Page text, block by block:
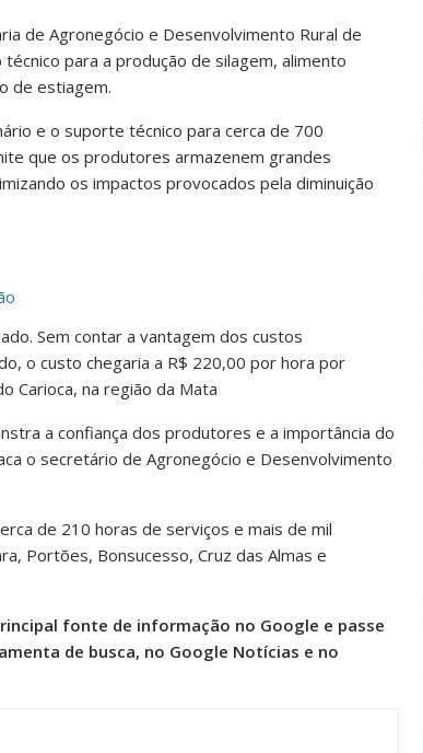
de Agronegócio e Desenvolvimento Rural de
para a produção de silagem, alimento
de estiagem.
e o suporte técnico para cerca de 700
que os produtores armazenem grandes
os impactos provocados pela diminuição
Sem contar a vantagem dos custos
o custo chegaria a R$ 220,00 por hora por
Carioca, na região da Mata
a confiança dos produtores e a importância do
o secretário de Agronegócio e Desenvolvimento
de 210 horas de serviços e mais de mil
Portões, Bonsucesso, Cruz das Almas e
fonte de informação no Google e passe
de busca, no Google Notícias e no